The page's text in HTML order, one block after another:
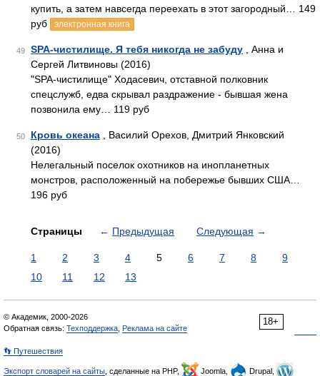
купить, а затем навсегда переехать в этот загородный… 149
руб
электронная книга
49 SPA-чистилище. Я тебя никогда не забуду , Анна и
Сергей Литвиновы (2016)
"SPA-чистилище" Ходасевич, отставной полковник
спецслужб, едва скрывал раздражение - бывшая жена
позвонила ему… 119 руб
50 Кровь океана , Василий Орехов, Дмитрий Янковский
(2016)
Нелегальный поселок охотников на инопланетных
монстров, расположенный на побережье бывших США…
196 руб
Страницы ← Предыдущая Следующая →
1 2 3 4 5 6 7 8
9
10
11 12 13
18+
© Академик, 2000-2026
Обратная связь: Техподдержка Реклама на сайте
👣 Путешествия
Экспорт словарей на сайты , сделанные на PHP, Joomla,
Drupal,